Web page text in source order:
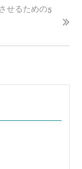
せるための5